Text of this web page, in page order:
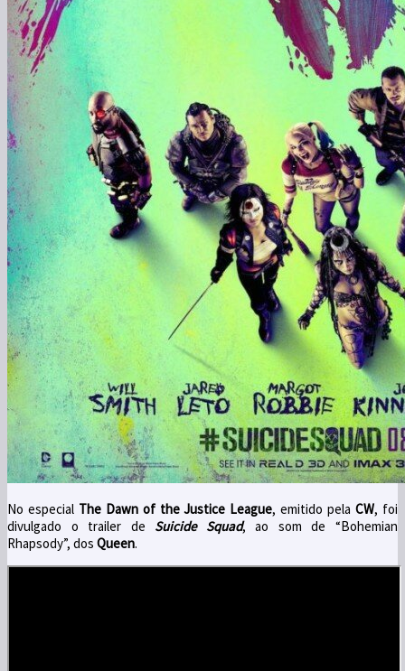
No especial The Dawn of the Justice League, emitido pelaCW, foi
divulgado o trailer de Suicide Squad, ao som de “Bohemian
Rhapsody”, dos Queen.